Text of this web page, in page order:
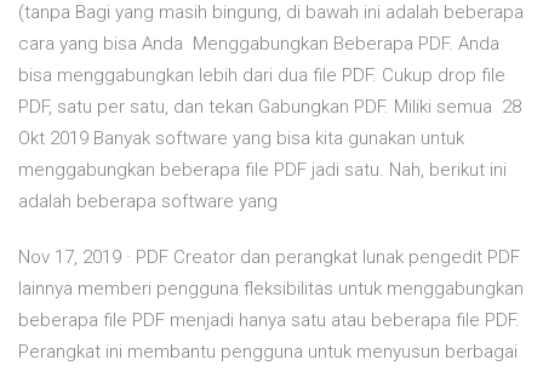
(tanpa Bagi yang masih bingung, di bawah ini adalah beberapa
cara yang bisa Anda Menggabungkan Beberapa PDF. Anda
bisa menggabungkan lebih dari dua file PDF. Cukup drop file
PDF, satu per satu, dan tekan Gabungkan PDF. Miliki semua 28
Okt 2019 Banyak software yang bisa kita gunakan untuk
menggabungkan beberapa file PDF jadi satu. Nah, berikut ini
adalah beberapa software yang
Nov 17, 2019 · PDF Creator dan perangkat lunak pengedit PDF
lainnya memberi pengguna fleksibilitas untuk menggabungkan
beberapa file PDF menjadi hanya satu atau beberapa file PDF.
Perangkat ini membantu pengguna untuk menyusun berbagai